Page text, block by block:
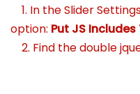
1. In the Slider
option: Put JS Includes
2. Find the double